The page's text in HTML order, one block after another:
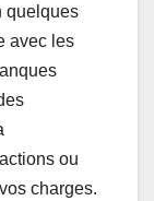
quelques
avec les
ou
charges.